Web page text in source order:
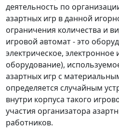
деятельность по
азартных игр в данной
ограничения количества и
игровой автомат - это
электрическое, электронное
оборудование),
азартных игр с
определяется случайным
внутри корпуса такого
участия организатора
работников.